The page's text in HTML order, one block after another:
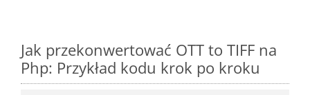
Jak przekonwertować OTT to TIFF na
Php: Przykład kodu krok po kroku